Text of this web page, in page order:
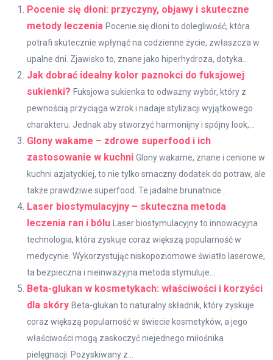
Pocenie się dłoni: przyczyny, objawy i skuteczne
metody leczenia Pocenie się dłoni to dolegliwość, która
potrafi skutecznie wpłynąć na codzienne życie, zwłaszcza w
upalne dni. Zjawisko to, znane jako hiperhydroza, dotyka...
Jak dobrać idealny kolor paznokci do fuksjowej
sukienki? Fuksjowa sukienka to odważny wybór, który z
pewnością przyciąga wzrok i nadaje stylizacji wyjątkowego
charakteru. Jednak aby stworzyć harmonijny i spójny look,...
Glony wakame – zdrowe superfood i ich
zastosowanie w kuchni Glony wakame, znane i cenione w
kuchni azjatyckiej, to nie tylko smaczny dodatek do potraw, ale
także prawdziwe superfood. Te jadalne brunatnice...
Laser biostymulacyjny – skuteczna metoda
leczenia ran i bólu
Laser biostymulacyjny to innowacyjna
technologia, która zyskuje coraz większą popularność w
medycynie. Wykorzystując niskopoziomowe światło laserowe,
ta bezpieczna i nieinwazyjna metoda stymuluje...
Beta-glukan w kosmetykach: właściwości i korzyści
dla skóry Beta-glukan to naturalny składnik, który zyskuje
coraz większą popularność w świecie kosmetyków, a jego
właściwości mogą zaskoczyć niejednego miłośnika
pielęgnacji. Pozyskiwany z...